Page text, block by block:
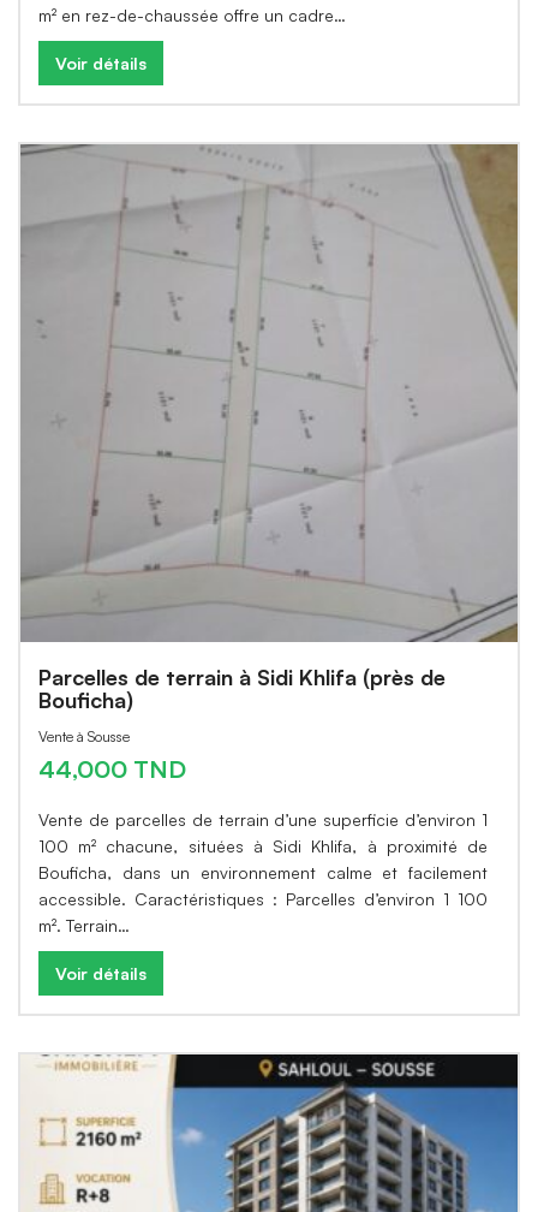
m² en rez-de-chaussée offre un cadre…
Voir détails
Parcelles de terrain à Sidi Khlifa (près de
Bouficha)
Vente à Sousse
44,000 TND
Vente de parcelles de terrain d’une superficie d’environ 1
100 m² chacune, situées à Sidi Khlifa, à proximité de
Bouficha, dans un environnement calme et facilement
accessible. Caractéristiques : Parcelles d’environ 1 100
m². Terrain…
Voir détails